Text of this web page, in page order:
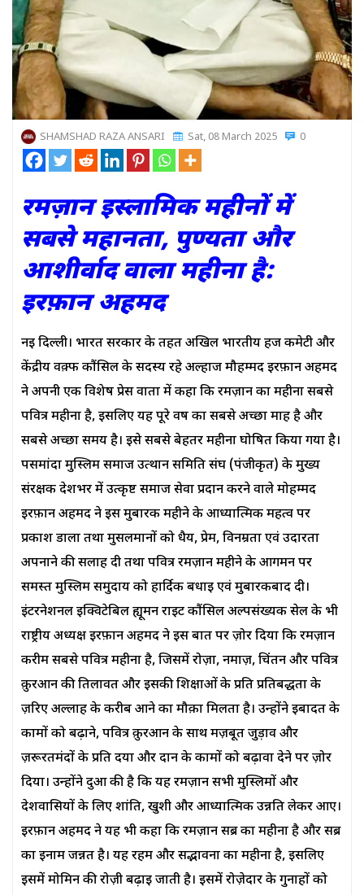
SHAMSHAD RAZA ANSARI Sat, 08 March 2025 0
रमज़ान इस्लामिक महीनों में
सबसे महानता, पुण्यता और
आशीर्वाद वाला महीना है:
इरफ़ान अहमद
नई दिल्ली। भारत सरकार के तहत अखिल भारतीय हज कमेटी और
केंद्रीय वक़्फ कौंसिल के सदस्य रहे अल्हाज मौहम्मद इरफ़ान अहमद
ने अपनी एक विशेष प्रेस वार्ता में कहा कि रमज़ान का महीना सबसे
पवित्र महीना है, इसलिए यह पूरे वर्ष का सबसे अच्छा माह है और
सबसे अच्छा समय है। इसे सबसे बेहतर महीना घोषित किया गया है।
पसमांदा मुस्लिम समाज उत्थान समिति संघ (पंजीकृत) के मुख्य
संरक्षक देशभर में उत्कृष्ट समाज सेवा प्रदान करने वाले मोहम्मद
इरफ़ान अहमद ने इस मुबारक महीने के आध्यात्मिक महत्व पर
प्रकाश डाला तथा मुसलमानों को धैर्य, प्रेम, विनम्रता एवं उदारता
अपनाने की सलाह दी तथा पवित्र रमज़ान महीने के आगमन पर
समस्त मुस्लिम समुदाय को हार्दिक बधाई एवं मुबारकबाद दी।
इंटरनेशनल इक्विटेबिल ह्यूमन राईट कौंसिल अल्पसंख्यक सेल के भी
राष्ट्रीय अध्यक्ष इरफ़ान अहमद ने इस बात पर ज़ोर दिया कि रमज़ान
करीम सबसे पवित्र महीना है, जिसमें रोज़ा, नमाज़, चिंतन और पवित्र
क़ुरआन की तिलावत और इसकी शिक्षाओं के प्रति प्रतिबद्धता के
ज़रिए अल्लाह के करीब आने का मौक़ा मिलता है। उन्होंने इबादत के
कामों को बढ़ाने, पवित्र क़ुरआन के साथ मज़बूत जुड़ाव और
ज़रूरतमंदों के प्रति दया और दान के कामों को बढ़ावा देने पर ज़ोर
दिया। उन्होंने दुआ की है कि यह रमज़ान सभी मुस्लिमों और
देशवासियों के लिए शांति, खुशी और आध्यात्मिक उन्नति लेकर आए।
इरफ़ान अहमद ने यह भी कहा कि रमज़ान सब्र का महीना है और सब्र
का इनाम जन्नत है। यह रहम और सद्भावना का महीना है, इसलिए
इसमें मोमिन की रोज़ी बढ़ाई जाती है। इसमें रोज़ेदार के गुनाहों को